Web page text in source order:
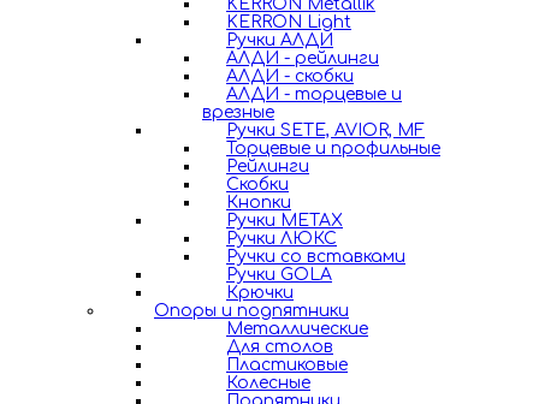
KERRON Metallik
KERRON Light
Ручки АЛДИ
АЛДИ - рейлинги
АЛДИ - скобки
АЛДИ - торцевые и
врезные
Ручки SETE, AVIOR, MF
Торцевые и профильные
Рейлинги
Скобки
Кнопки
Ручки METAX
Ручки ЛЮКС
Ручки со вставками
Ручки GOLA
Крючки
Опоры и подпятники
Металлические
Для столов
Пластиковые
Колесные